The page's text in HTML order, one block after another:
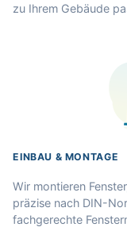
zu Ihrem Gebäude
EINBAU & MONTAGE
Wir montieren
präzise nach DIN-
fachgerechte